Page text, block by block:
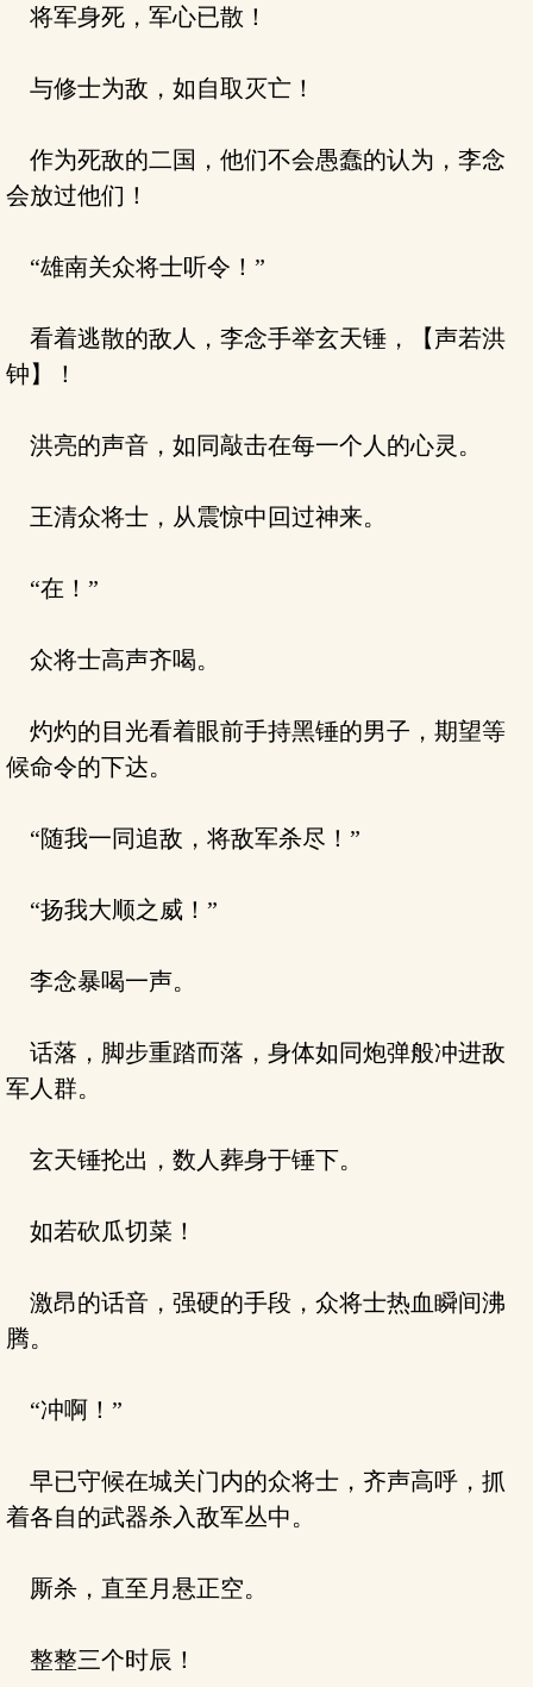
将军身死，军心已散！
与修士为敌，如自取灭亡！
作为死敌的二国，他们不会愚蠢的认为，李念
会放过他们！
“雄南关众将士听令！”
看着逃散的敌人，李念手举玄天锤，【声若洪
钟】！
洪亮的声音，如同敲击在每一个人的心灵。
王清众将士，从震惊中回过神来。
“在！”
众将士高声齐喝。
灼灼的目光看着眼前手持黑锤的男子，期望等
候命令的下达。
“随我一同追敌，将敌军杀尽！”
“扬我大顺之威！”
李念暴喝一声。
话落，脚步重踏而落，身体如同炮弹般冲进敌
军人群。
玄天锤抡出，数人葬身于锤下。
如若砍瓜切菜！
激昂的话音，强硬的手段，众将士热血瞬间沸
腾。
“冲啊！”
早已守候在城关门内的众将士，齐声高呼，抓
着各自的武器杀入敌军丛中。
厮杀，直至月悬正空。
整整三个时辰！